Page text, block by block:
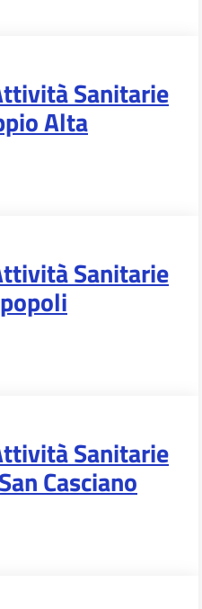
Sanitarie
Alta
Sanitarie
Sanitarie
Casciano